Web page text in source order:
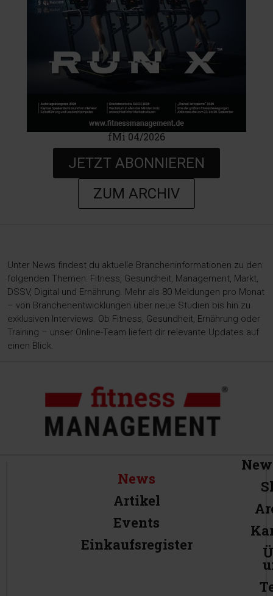
fMi 04/2026
JETZT ABONNIEREN
ZUM ARCHIV
Unter News findest du aktuelle Brancheninformationen zu den
folgenden Themen: Fitness, Gesundheit, Management, Markt,
DSSV, Digital und Ernährung. Mehr als 80 Meldungen pro Monat
– von Branchenentwicklungen über neue Studien bis hin zu
exklusiven Interviews. Ob Fitness, Gesundheit, Ernährung oder
Training – unser Online-Team liefert dir relevante Updates auf
einen Blick.
News
Artikel
Events
Einkaufsregister